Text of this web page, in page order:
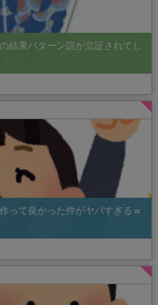
結果パターン説が立証されてし
って良かった件がヤバすぎるｗ